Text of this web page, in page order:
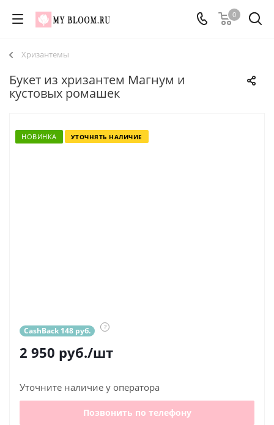
0
Хризантемы
Букет из хризантем Магнум и
кустовых ромашек
НОВИНКА УТОЧНЯТЬ НАЛИЧИЕ
CashBack 148 руб. ?
2 950 руб./шт
Уточните наличие у оператора
Позвонить по телефону